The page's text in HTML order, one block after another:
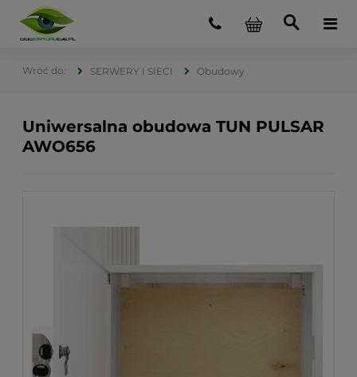
SERWERY I SIECI Obudowy
Uniwersalna obudowa TUN PULSAR
AWO656